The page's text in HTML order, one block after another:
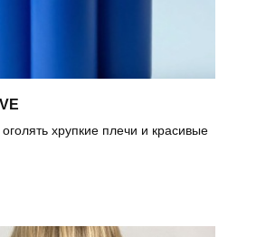
хрупкие плечи и красивые